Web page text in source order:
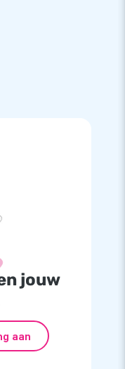
jouw
aan